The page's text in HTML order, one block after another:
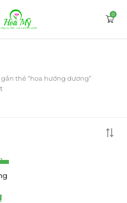
0
thẻ “hoa hướng dương”